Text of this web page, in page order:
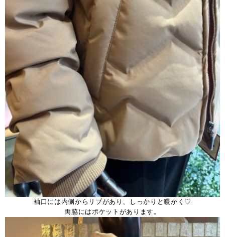
袖口には内側からリブがあり、しっかりと暖かく♡
両脇にはポケットがあります。